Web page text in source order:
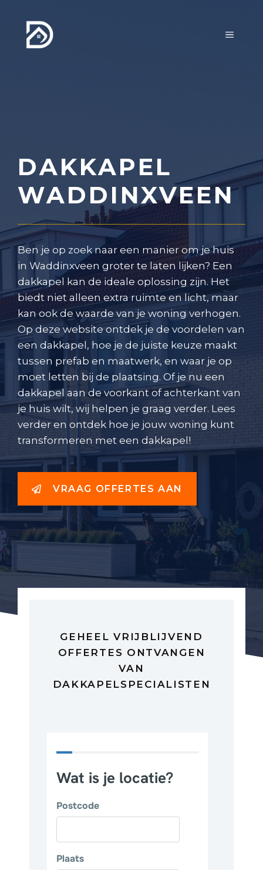
MENU
DAKKAPEL
WADDINXVEEN
Ben je op zoek naar een manier om je huis
in Waddinxveen groter te laten lijken? Een
dakkapel kan de ideale oplossing zijn. Het
biedt niet alleen extra ruimte en licht, maar
kan ook de waarde van je woning verhogen.
Op deze website ontdek je de voordelen van
een dakkapel, hoe je de juiste keuze maakt
tussen prefab en maatwerk, en waar je op
moet letten bij de plaatsing. Of je nu een
dakkapel aan de voorkant of achterkant van
je huis wilt, wij helpen je graag verder. Lees
verder en ontdek hoe je jouw woning kunt
transformeren met een dakkapel!
VRAAG OFFERTES AAN
GEHEEL VRIJBLIJVEND
OFFERTES ONTVANGEN
VAN
DAKKAPELSPECIALISTEN